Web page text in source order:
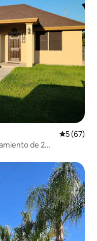
5 (67)
de 2